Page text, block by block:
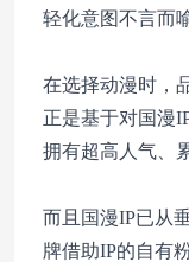
轻化意图不言而
在选择动漫时，
正是基于对国漫
拥有超高人气、
而且国漫IP已从
牌借助IP的自有